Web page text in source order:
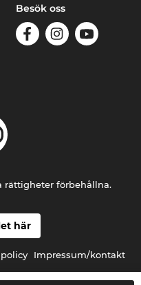
Besök oss
här
Impressum/kontakt
rättigheter förbehållna.